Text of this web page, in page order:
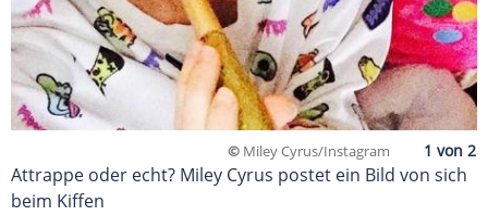
© Miley Cyrus/Instagram
Attrappe oder echt? Miley Cyrus postet ein Bild von sich
beim Kiffen